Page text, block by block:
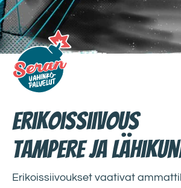
Erikoissiivous
Tampere ja
Erikoissiivoukset vaativat